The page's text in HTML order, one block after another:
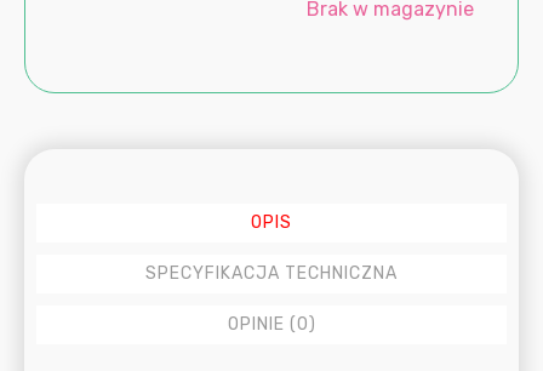
Brak w magazynie
OPIS
SPECYFIKACJA TECHNICZNA
OPINIE (0)